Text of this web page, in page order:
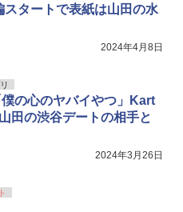
スタートで表紙は山田の水
2024年4月8日
僕の心のヤバイやつ」Kart
田の渋谷デートの相手と
2024年3月26日